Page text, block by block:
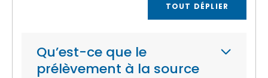
TOUT DÉPLIER
Qu’est-ce que le
prélèvement à la source